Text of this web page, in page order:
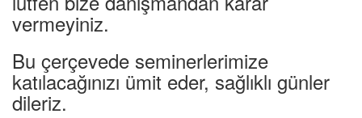
vermeyiniz.
Bu çerçevede seminerlerimize
katılacağınızı ümit eder, sağlıklı günler
dileriz.